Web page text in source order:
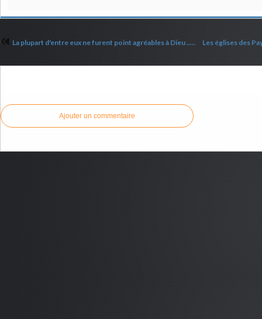
La plupart d'entre eux ne furent point agréables à Dieu ... il y a beaucoup d'appelés, mais peu d'élus
Ajouter un commentaire